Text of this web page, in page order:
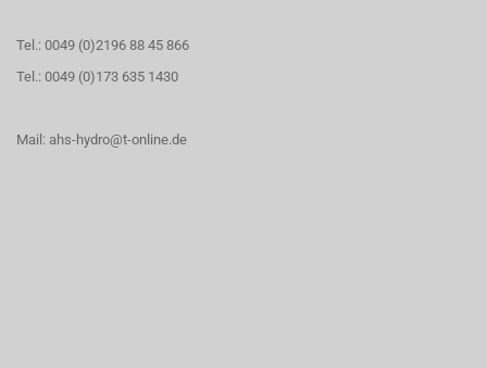
Tel.: 0049 (0)2196 88 45 866
Tel.: 0049 (0)173 635 1430
Mail: ahs-hydro@t-online.de